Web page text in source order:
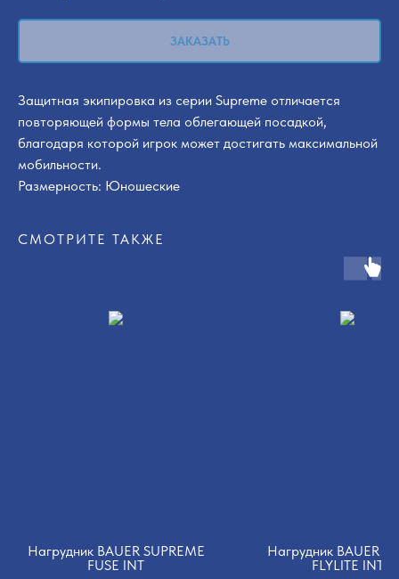
ЗАКАЗАТЬ
Защитная экипировка из серии Supreme отличается
повторяющей формы тела облегающей посадкой,
благодаря которой игрок может достигать максимальной
мобильности.
Размерность: Юношеские
СМОТРИТЕ ТАКЖЕ
Нагрудник BAUER SUPREME
FUSE INT
Нагрудник BAUER
FLYLITE INT